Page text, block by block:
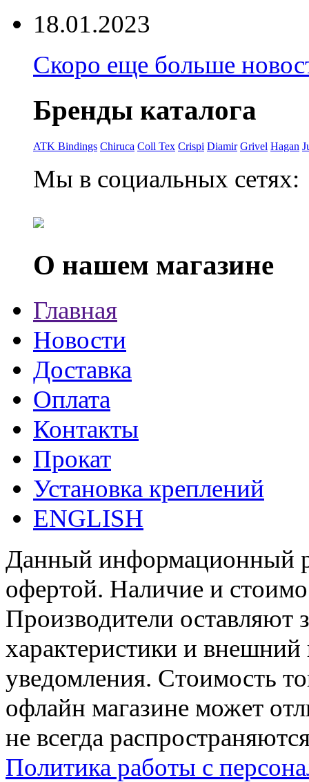
18.01.2023
Скоро еще больше
Бренды каталога
ATK Bindings Chiruca Coll Tex Crispi Diamir Grivel Hagan
Мы в социальных сетях:
О нашем магазине
Главная
Новости
Доставка
Оплата
Контакты
Прокат
Установка креплений
ENGLISH
Данный информационный
офертой. Наличие и
Производители оставляют
характеристики и внешний
уведомления. Стоимость
офлайн магазине может
не всегда
Политика работы с